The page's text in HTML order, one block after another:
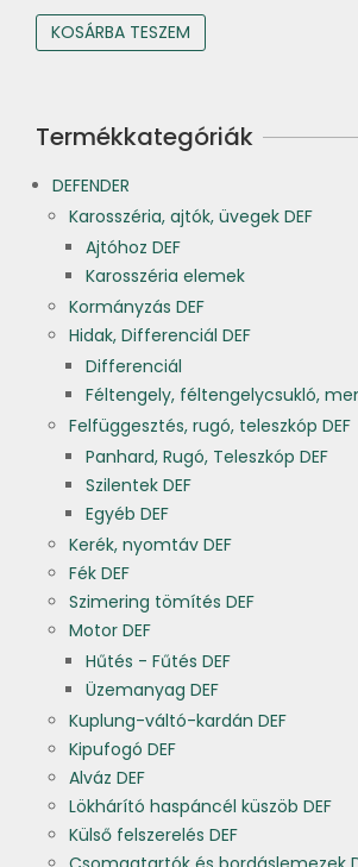
KOSÁRBA TESZEM
Termékkategóriák
DEFENDER
Karosszéria, ajtók, üvegek DEF
Ajtóhoz DEF
Karosszéria elemek
Kormányzás DEF
Hidak, Differenciál DEF
Differenciál
Féltengely, féltengelycsukló,
Felfüggesztés, rugó, teleszkóp DEF
Panhard, Rugó, Teleszkóp DEF
Szilentek DEF
Egyéb DEF
Kerék, nyomtáv DEF
Fék DEF
Szimering tömítés DEF
Motor DEF
Hűtés - Fűtés DEF
Üzemanyag DEF
Kuplung-váltó-kardán DEF
Kipufogó DEF
Alváz DEF
Lökhárító haspáncél küszöb DEF
Külső felszerelés DEF